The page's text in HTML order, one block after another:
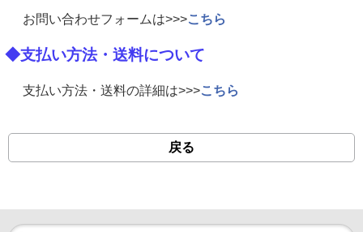
お問い合わせフォームは>>>こちら
◆支払い方法・送料について
支払い方法・送料の詳細は>>>こちら
戻る